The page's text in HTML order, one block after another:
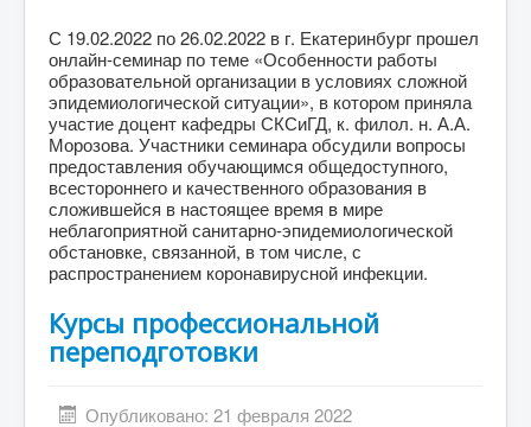
Blog
About
Author Login
С 19.02.2022 по 26.02.2022 в г. Екатеринбург прошел
онлайн-семинар по теме «Особенности работы
образовательной организации в условиях сложной
эпидемиологической ситуации», в котором приняла
участие доцент кафедры СКСиГД, к. филол. н. А.А.
Морозова. Участники семинара обсудили вопросы
предоставления обучающимся общедоступного,
всестороннего и качественного образования в
сложившейся в настоящее время в мире
неблагоприятной санитарно-эпидемиологической
обстановке, связанной, в том числе, с
распространением коронавирусной инфекции.
Курсы профессиональной
переподготовки
Опубликовано: 21 февраля 2022